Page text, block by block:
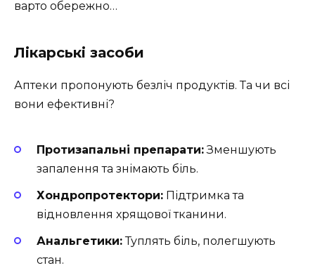
варто обережно…
Лікарські засоби
Аптеки пропонують безліч продуктів. Та чи всі
вони ефективні?
Протизапальні препарати:Зменшують
запалення та знімають біль.
Хондропротектори: Підтримка та
відновлення хрящової тканини.
Анальгетики:Туплять біль, полегшують
стан.